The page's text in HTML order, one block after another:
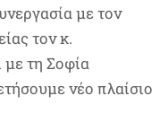
με τον
τον κ.
τη Σοφία
νέο πλαίσιο